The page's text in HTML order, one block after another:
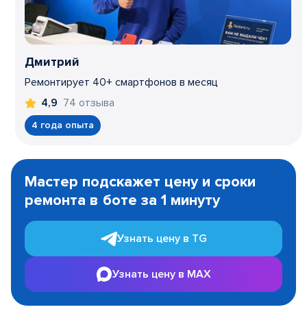
Дмитрий
Ремонтирует 40+ смартфонов в месяц
4,9 74 отзыва
4 года опыта
1
Мастер подскажет цену и сроки
ремонта в боте за 1 минуту
Узнать цену в TG
Узнать цену в MAX